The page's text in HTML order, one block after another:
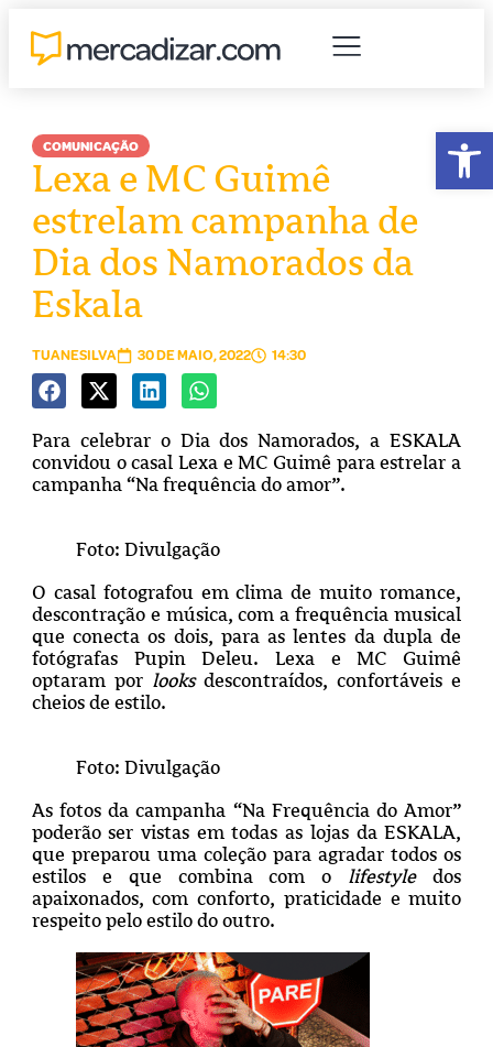
COMUNICAÇÃO
Lexa e MC Guimê
estrelam campanha de
Dia dos Namorados da
Eskala
TUANESILVA 30 DE MAIO, 2022 14:30
Para celebrar o Dia dos Namorados, a ESKALA
convidou o casal Lexa e MC Guimê para estrelar a
campanha “Na frequência do amor”.
Foto: Divulgação
O casal fotografou em clima de muito romance,
descontração e música, com a frequência musical
que conecta os dois, para as lentes da dupla de
fotógrafas Pupin Deleu. Lexa e MC Guimê
optaram por looksdescontraídos, confortáveis e
cheios de estilo.
Foto: Divulgação
As fotos da campanha “Na Frequência do Amor”
poderão ser vistas em todas as lojas da ESKALA,
que preparou uma coleção para agradar todos os
estilos e que combina com o lifestyledos
apaixonados, com conforto, praticidade e muito
respeito pelo estilo do outro.